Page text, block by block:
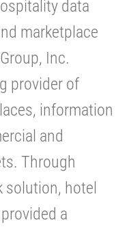
data
marketplace
Inc.
provider of
information
and
Through
solution, hotel
a